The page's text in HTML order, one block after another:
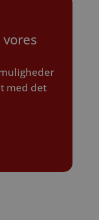
med det